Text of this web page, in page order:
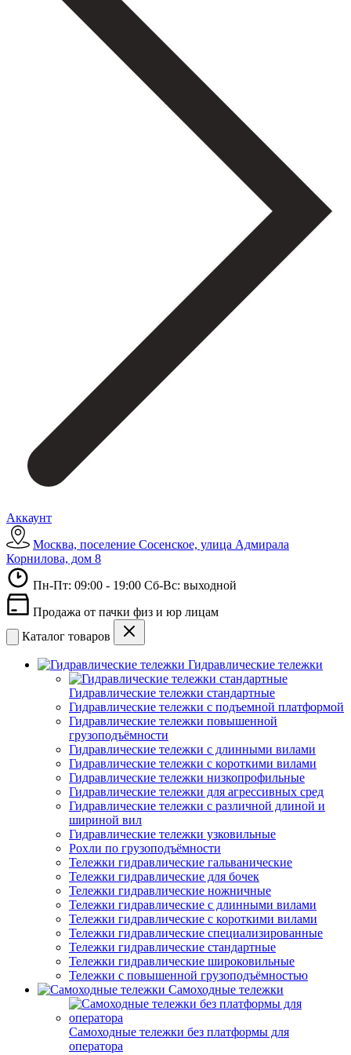
Аккаунт
Москва, поселение Сосенское, улица Адмирала
Корнилова, дом 8
Пн-Пт: 09:00 - 19:00 Сб-Вс: выходной
Продажа от пачки физ и юр лицам
Каталог товаров
Гидравлические тележки
Гидравлические тележки стандартные
Гидравлические тележки с подъемной платформой
Гидравлические тележки повышенной
грузоподъёмности
Гидравлические тележки с длинными вилами
Гидравлические тележки с короткими вилами
Гидравлические тележки низкопрофильные
Гидравлические тележки для агрессивных сред
Гидравлические тележки с различной длиной и
шириной вил
Гидравлические тележки узковильные
Рохли по грузоподъёмности
Тележки гидравлические гальванические
Тележки гидравлические для бочек
Тележки гидравлические ножничные
Тележки гидравлические с длинными вилами
Тележки гидравлические с короткими вилами
Тележки гидравлические специализированные
Тележки гидравлические стандартные
Тележки гидравлические широковильные
Тележки с повышенной грузоподъёмностью
Самоходные тележки
Самоходные тележки без платформы для
оператора